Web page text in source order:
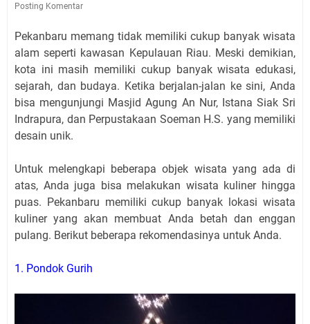
Posting Komentar
Pekanbaru memang tidak memiliki cukup banyak wisata
alam seperti kawasan Kepulauan Riau. Meski demikian,
kota ini masih memiliki cukup banyak wisata edukasi,
sejarah, dan budaya. Ketika berjalan-jalan ke sini, Anda
bisa mengunjungi Masjid Agung An Nur, Istana Siak Sri
Indrapura, dan Perpustakaan Soeman H.S. yang memiliki
desain unik.
Untuk melengkapi beberapa objek wisata yang ada di
atas, Anda juga bisa melakukan wisata kuliner hingga
puas. Pekanbaru memiliki cukup banyak lokasi wisata
kuliner yang akan membuat Anda betah dan enggan
pulang. Berikut beberapa rekomendasinya untuk Anda.
1. Pondok Gurih